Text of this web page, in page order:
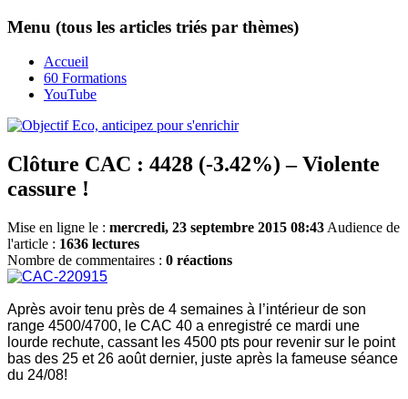
Menu (tous les articles triés par thèmes)
Accueil
60 Formations
YouTube
Clôture CAC : 4428 (-3.42%) – Violente
cassure !
Mise en ligne le : mercredi, 23 septembre 2015 08:43 Audience de
l'article : 1636 lectures
Nombre de commentaires : 0 réactions
Après avoir tenu près de 4 semaines à l’intérieur de son
range 4500/4700, le CAC 40 a enregistré ce mardi une
lourde rechute, cassant les 4500 pts pour revenir sur le point
bas des 25 et 26 août dernier, juste après la fameuse séance
du 24/08!